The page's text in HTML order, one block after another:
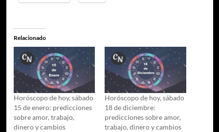
Relacionado
Horóscopo de hoy, sábado
15 de enero: predicciones
sobre amor, trabajo,
dinero y cambios
Horóscopo de hoy, sábado
18 de diciembre:
predicciones sobre amor,
trabajo, dinero y cambios